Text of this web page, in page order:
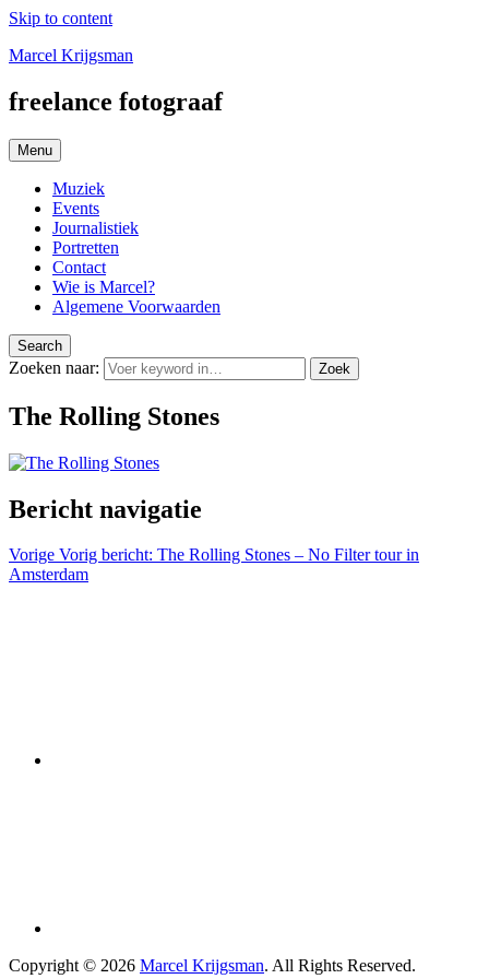
Skip to content
Marcel Krijgsman
freelance fotograaf
Menu
Muziek
Events
Journalistiek
Portretten
Contact
Wie is Marcel?
Algemene Voorwaarden
Search
Zoeken naar: Zoek
The Rolling Stones
Bericht navigatie
Vorige Vorig bericht: The Rolling Stones – No Filter tour in
Amsterdam
Copyright © 2026 Marcel Krijgsman. All Rights Reserved.